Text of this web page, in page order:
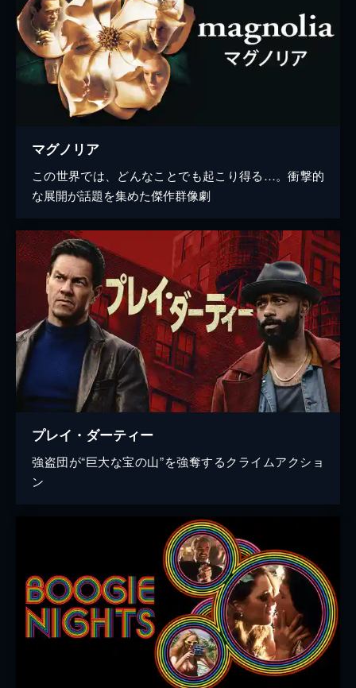
マグノリア
この世界では、どんなことでも起こり得る…。衝撃的
な展開が話題を集めた傑作群像劇
プレイ・ダーティー
強盗団が“巨大な宝の山”を強奪するクライムアクショ
ン